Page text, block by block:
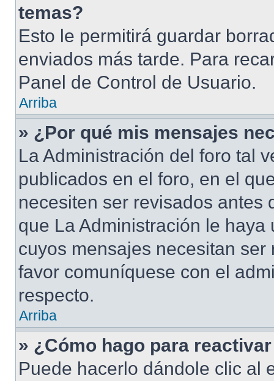
temas?
Esto le permitirá guardar
enviados más tarde. Para
Panel de Control de Usuario.
Arriba
» ¿Por qué mis mensajes
La Administración del foro tal
publicados en el foro, en el
necesiten ser revisados antes
que La Administración le
cuyos mensajes necesitan
favor comuníquese con el
respecto.
Arriba
» ¿Cómo hago para
Puede hacerlo dándole clic al